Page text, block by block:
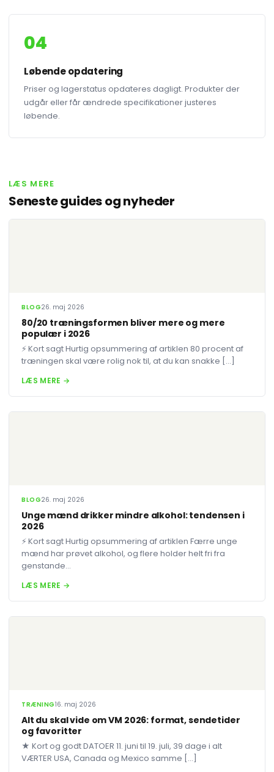
04
Løbende opdatering
Priser og lagerstatus opdateres dagligt. Produkter der
udgår eller får ændrede specifikationer justeres
løbende.
LÆS MERE
Seneste guides og nyheder
BLOG26. maj 2026
80/20 træningsformen bliver mere og mere
populær i 2026
⚡ Kort sagt Hurtig opsummering af artiklen 80 procent af
træningen skal være rolig nok til, at du kan snakke […]
LÆS MERE →
BLOG26. maj 2026
Unge mænd drikker mindre alkohol: tendensen i
2026
⚡ Kort sagt Hurtig opsummering af artiklen Færre unge
mænd har prøvet alkohol, og flere holder helt fri fra
genstande...
LÆS MERE →
TRÆNING16. maj 2026
Alt du skal vide om VM 2026: format, sendetider
og favoritter
★ Kort og godt DATOER 11. juni til 19. juli, 39 dage i alt
VÆRTER USA, Canada og Mexico samme […]